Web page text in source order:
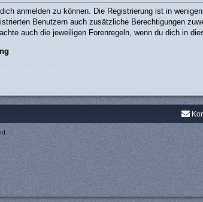
anmelden zu können. Die Registrierung ist in
Benutzern auch zusätzliche Berechtigungen
auch die jeweiligen Forenregeln, wenn du dich in